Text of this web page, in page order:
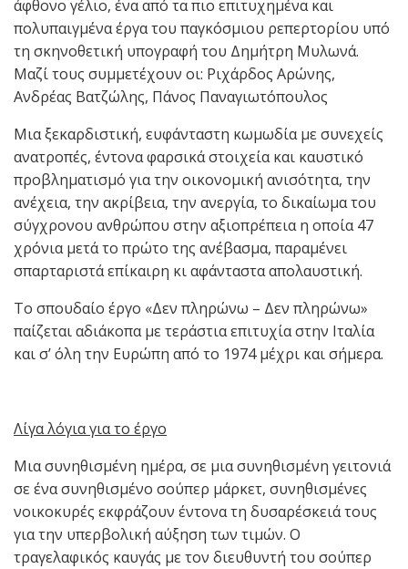
άφθονο γέλιο, ένα από τα πιο επιτυχημένα και
πολυπαιγμένα έργα του παγκόσμιου ρεπερτορίου υπό
τη σκηνοθετική υπογραφή του Δημήτρη Μυλωνά.
Μαζί τους συμμετέχουν οι: Ριχάρδος Αρώνης,
Ανδρέας Βατζώλης, Πάνος Παναγιωτόπουλος
Μια ξεκαρδιστική, ευφάνταστη κωμωδία με συνεχείς
ανατροπές, έντονα φαρσικά στοιχεία και καυστικό
προβληματισμό για την οικονομική ανισότητα, την
ανέχεια, την ακρίβεια, την ανεργία, το δικαίωμα του
σύγχρονου ανθρώπου στην αξιοπρέπεια η οποία 47
χρόνια μετά το πρώτο της ανέβασμα, παραμένει
σπαρταριστά επίκαιρη κι αφάνταστα απολαυστική.
Το σπουδαίο έργο «Δεν πληρώνω – Δεν πληρώνω»
παίζεται αδιάκοπα με τεράστια επιτυχία στην Ιταλία
και σ’ όλη την Ευρώπη από το 1974 μέχρι και σήμερα.
Λίγα λόγια για το έργο
Μια συνηθισμένη ημέρα, σε μια συνηθισμένη γειτονιά
σε ένα συνηθισμένο σούπερ μάρκετ, συνηθισμένες
νοικοκυρές εκφράζουν έντονα τη δυσαρέσκειά τους
για την υπερβολική αύξηση των τιμών. Ο
τραγελαφικός καυγάς με τον διευθυντή του σούπερ